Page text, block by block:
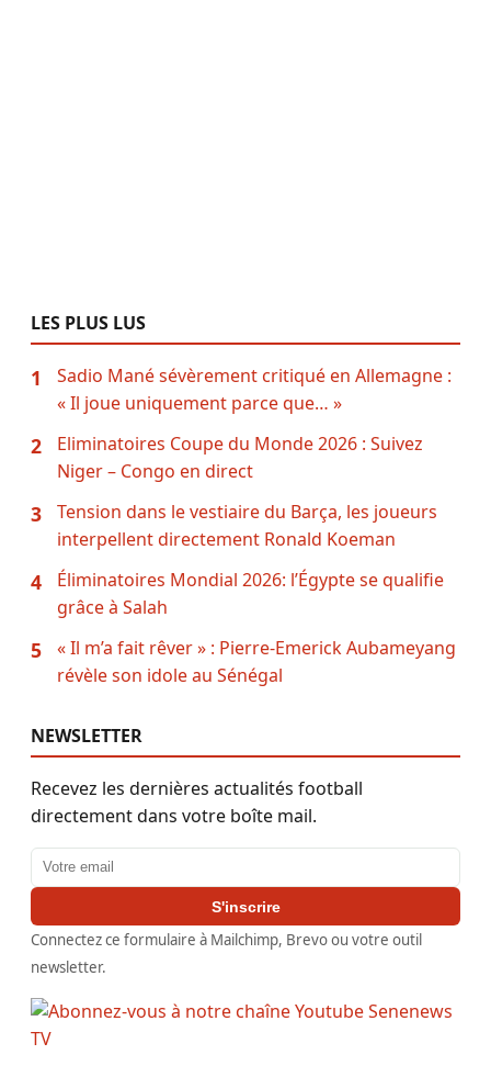
LES PLUS LUS
1
Sadio Mané sévèrement critiqué en Allemagne :
« Il joue uniquement parce que… »
2
Eliminatoires Coupe du Monde 2026 : Suivez
Niger – Congo en direct
3
Tension dans le vestiaire du Barça, les joueurs
interpellent directement Ronald Koeman
4
Éliminatoires Mondial 2026: l’Égypte se qualifie
grâce à Salah
5
« Il m’a fait rêver » : Pierre-Emerick Aubameyang
révèle son idole au Sénégal
NEWSLETTER
Recevez les dernières actualités football
directement dans votre boîte mail.
Adresse email
S'inscrire
Connectez ce formulaire à Mailchimp, Brevo ou votre outil
newsletter.